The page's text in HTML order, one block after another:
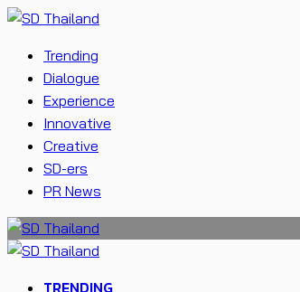
Trending
Dialogue
Experience
Innovative
Creative
SD-ers
PR News
TRENDING